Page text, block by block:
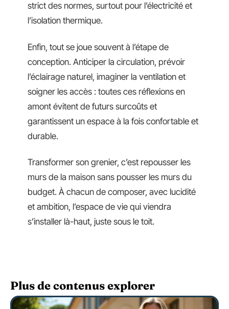
strict des normes, surtout pour l’électricité et
l’isolation thermique.
Enfin, tout se joue souvent à l’étape de
conception. Anticiper la circulation, prévoir
l’éclairage naturel, imaginer la ventilation et
soigner les accès : toutes ces réflexions en
amont évitent de futurs surcoûts et
garantissent un espace à la fois confortable et
durable.
Transformer son grenier, c’est repousser les
murs de la maison sans pousser les murs du
budget. À chacun de composer, avec lucidité
et ambition, l’espace de vie qui viendra
s’installer là-haut, juste sous le toit.
Plus de contenus explorer